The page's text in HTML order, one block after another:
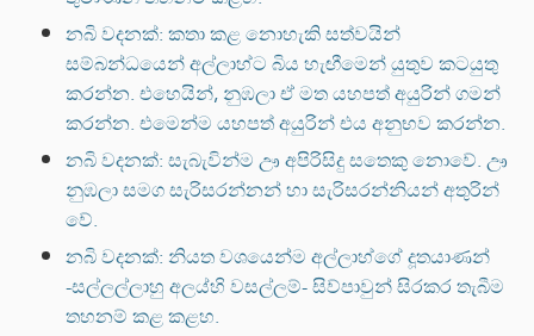
නබි වදනක්: කතා කළ නොහැකි සත්වයින්
සම්බන්ධයෙන් අල්ලාහ්ට බිය හැඟීමෙන් යුතුව කටයුතු
කරන්න. එහෙයින්, නුඹලා ඒ මත යහපත් අයුරින් ගමන්
කරන්න. එමෙන්ම යහපත් අයුරින් එය අනුභව කරන්න.
නබි වදනක්: සැබැවින්ම ඌ අපිරිසිදු සතෙකු නොවේ. ඌ
නුඹලා සමග සැරිසරන්නන් හා සැරිසරන්නියන් අතුරින්
වේ.
නබි වදනක්: නියත වශයෙන්ම අල්ලාහ්ගේ දූතයාණන්
-සල්ලල්ලාහු අලය්හි වසල්ලම්- සිව්පාවුන් සිරකර තැබීම
තහනම් කළ කළහ.